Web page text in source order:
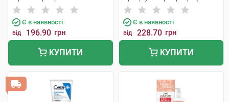
Є в наявності
від 196.90 грн
КУПИТИ
КМП+Галичфарм)
Є в наявності
від 228.70 грн
КУПИТИ